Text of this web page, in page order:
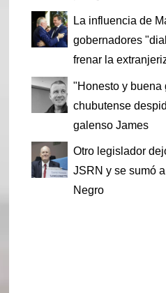
La influencia de
gobernadores
frenar la
"Honesto y buena
chubutense
galenso James
Otro legislador
JSRN y se sumó
Negro